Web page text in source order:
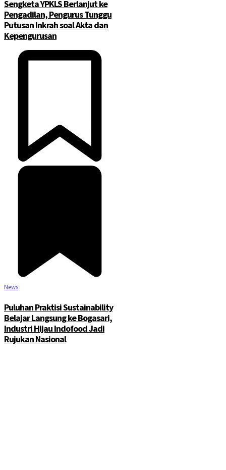
Sengketa YPKLS Berlanjut ke
Pengadilan, Pengurus Tunggu
Putusan Inkrah soal Akta dan
Kepengurusan
News
Puluhan Praktisi Sustainability
Belajar Langsung ke Bogasari,
Industri Hijau Indofood Jadi
Rujukan Nasional